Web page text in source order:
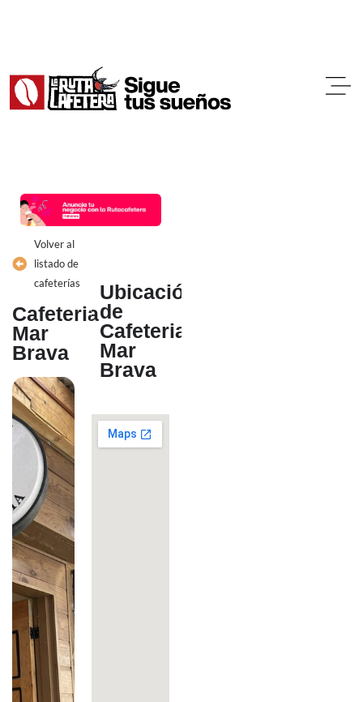
Volver al
listado de
cafeterías
Cafeteria
Mar
Brava
Ubicación
de
Cafeteria
Mar
Brava